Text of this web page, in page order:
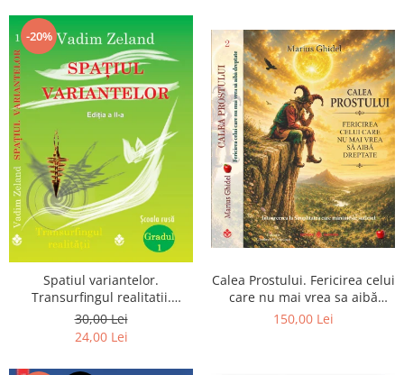
-20%
Spatiul variantelor.
Transurfingul realitatii.
Gradul 1. Cum sa ne
dezvoltam intuitia si sa ne
30,00 Lei
24,00 Lei
Calea Prostului. Fericirea celui
care nu mai vrea sa aibă
dreptate - Intoarcerea la
150,00 Lei